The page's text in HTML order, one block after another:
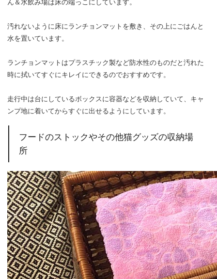
汚れないように床にランチョンマットを敷き、その上にごはんと
水を置いています。
ランチョンマットはプラスチック製など防水性のものだと汚れた
時に拭いてすぐにキレイにできるのでおすすめです。
走行中は台にしているボックスに容器などを収納していて、キャ
ンプ地に着いてからすぐに出せるようにしています。
フードのストックやその他猫グッズの収納場
所